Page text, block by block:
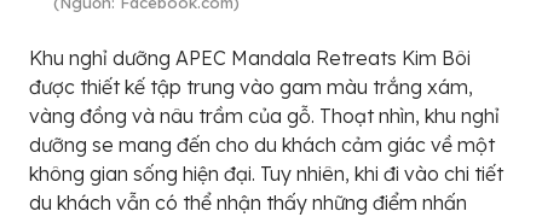
Khu nghỉ dưỡng APEC Mandala Retreats Kim Bôi
được thiết kế tập trung vào gam màu trắng xám,
vàng đồng và nâu trầm của gỗ. Thoạt nhìn, khu nghỉ
dưỡng se mang đến cho du khách cảm giác về một
không gian sống hiện đại. Tuy nhiên, khi đi vào chi tiết
du khách vẫn có thể nhận thấy những điểm nhấn